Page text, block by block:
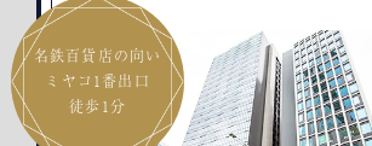
名鉄百貨店の向い
ミヤコ1番出口
徒歩1分